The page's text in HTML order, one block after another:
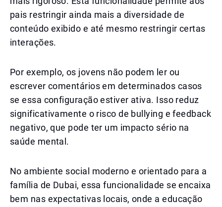
pais restringir ainda mais a diversidade de
conteúdo exibido e até mesmo restringir certas
interações.
Por exemplo, os jovens não podem ler ou
escrever comentários em determinados casos
se essa configuração estiver ativa. Isso reduz
significativamente o risco de bullying e feedback
negativo, que pode ter um impacto sério na
saúde mental.
No ambiente social moderno e orientado para a
família de Dubai, essa funcionalidade se encaixa
bem nas expectativas locais, onde a educação